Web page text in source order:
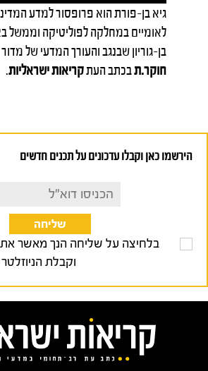
גיא בן-פורת הוא פרופסור למדע
לאומיים במחלקה לפוליטיקה וממשל
בן-גוריון שבנגב והעורך המדעי של מדור
חוקר.תבכתב העתקריאות ישראליות.
הירשמו כאן וקבלו עדכונים על תכנים חדשים
בלחיצה על שליחה הנך מאשר את
וקבלת הניוזלטר